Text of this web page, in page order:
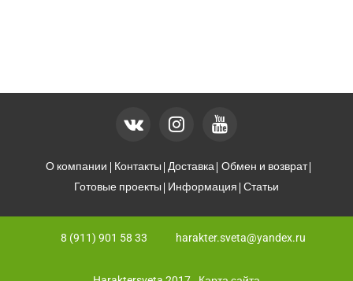
О компании Контакты Доставка
Обмен и возврат
Готовые проекты
Информация Статьи
8 (911) 901 58 33 harakter.sveta@yandex.ru